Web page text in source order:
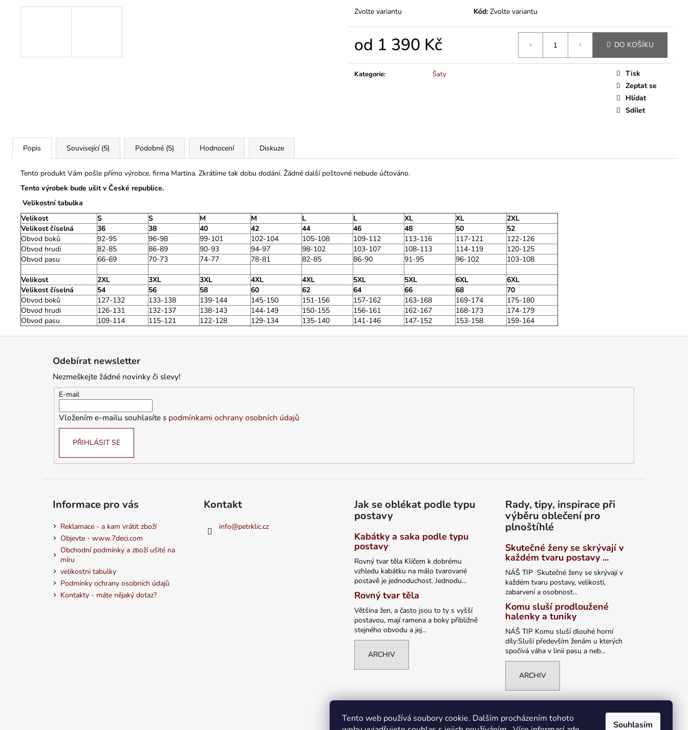
Tento web používá soubory cookie. Dalším procházením tohoto
Souhlasím
Zvolte variantu Kód: Zvolte variantu
od 1 390 Kč DO KOŠÍKU
Kategorie: Šaty
Tisk
Zeptat se
Hlídat
Sdílet
Popis Související (5) Podobné (5) Hodnocení Diskuze
Tento produkt Vám pošle přímo výrobce, firma Martina. Zkrátíme tak dobu dodání. Žádné další poštovné nebude účtováno.
Tento výrobek bude ušit v České republice.
Velikostní tabulka
Velikost
S S M M L L XL XL
2XL
Velikost číselná
36 38 40 42 44 46 48 50
52
Obvod boků
92-95 96-98 99-101 102-104 105-108 109-112 113-116 117-121
122-126
Obvod hrudi
82-85 86-89 90-93 94-97 98-102 103-107 108-113 114-119
120-125
Obvod pasu
66-69 70-73 74-77 78-81 82-85 86-90 91-95 96-102 103-108
Velikost 2XL 3XL 3XL 4XL 4XL 5XL 5XL 6XL
6XL
Velikost číselná
54 56 58 60 62 64 66 68
70
Obvod boků
127-132 133-138 139-144 145-150 151-156 157-162 163-168 169-174
175-180
Obvod hrudi
126-131 132-137 138-143 144-149 150-155 156-161 162-167 168-173
174-179
Obvod pasu
109-114 115-121 122-128 129-134 135-140 141-146 147-152 153-158 159-164
Odebírat newsletter
Nezmeškejte žádné novinky či slevy!
E-mail
Vložením e-mailu souhlasíte s podmínkami ochrany osobních údajů
PŘIHLÁSIT SE
Informace pro vás
Reklamace - a kam vrátit zboží
Objevte - www.7deci.com
Obchodní podmínky a zboží ušité na
míru
velikostni tabulky
Podmínky ochrany osobních údajů
Kontakty - máte nějaký dotaz?
Kontakt
info@petrklic.cz
Jak se oblékat podle typu
postavy
Kabátky a saka podle typu
postavy
Rovný tvar těla Klíčem k dobrému
vzhledu kabátku na málo tvarované
postavě je jednoduchost. Jednodu...
Rovný tvar těla
Většina žen, a často jsou to ty s vyšší
postavou, mají ramena a boky přibližně
stejného obvodu a jej...
ARCHIV
Rady, tipy, inspirace při
výběru oblečení pro
plnoštíhlé
Skutečné ženy se skrývají v
každém tvaru postavy ...
NÁŠ TIP Skutečné ženy se skrývají v
každém tvaru postavy, velikosti,
zabarvení a osobnost...
Komu sluší prodloužené
halenky a tuniky
NÁŠ TIP Komu sluší dlouhé horní
díly:Sluší především ženám u kterých
spočívá váha v linii pasu a neb...
ARCHIV